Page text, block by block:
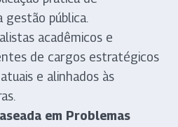
pública.
acadêmicos e
de cargos estratégicos
e alinhados às
em Problemas